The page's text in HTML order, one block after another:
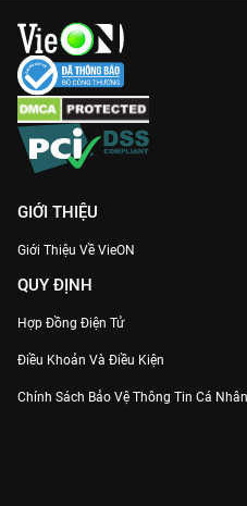
GIỚI THIỆU
Giới Thiệu Về VieON
QUY ĐỊNH
Hợp Đồng Điện Tử
Điều Khoản Và Điều Kiện
Chính Sách Bảo Vệ Thông Tin Cá Nhân